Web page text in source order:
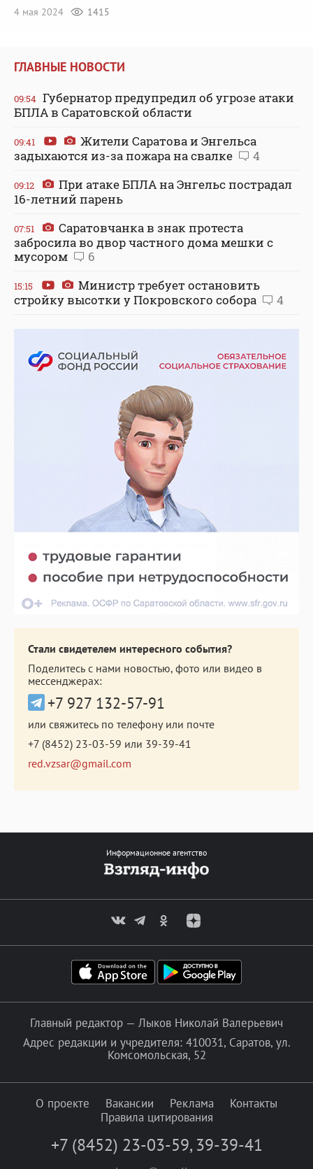
4 мая 2024
1415
ГЛАВНЫЕ НОВОСТИ
09:54 Губернатор предупредил об угрозе атаки
БПЛА в Саратовской области
09:41
Жители Саратова и Энгельса
задыхаются из-за пожара на свалке
4
09:12
При атаке БПЛА на Энгельс пострадал
16-летний парень
07:51
Саратовчанка в знак протеста
забросила во двор частного дома мешки с
мусором
6
15:15
Министр требует остановить
стройку высотки у Покровского собора
4
Стали свидетелем интересного события?
Поделитесь с нами новостью, фото или видео в
мессенджерах:
+7 927 132-57-91
или свяжитесь по телефону или почте
+7 (8452) 23-03-59 или 39-39-41
red.vzsar@gmail.com
Информационное агентство
Главный редактор — Лыков Николай Валерьевич
Адрес редакции и учредителя: 410031, Саратов, ул.
Комсомольская, 52
О проекте Вакансии Реклама
Контакты
Правила цитирования
+7 (8452) 23-03-59, 39-39-41